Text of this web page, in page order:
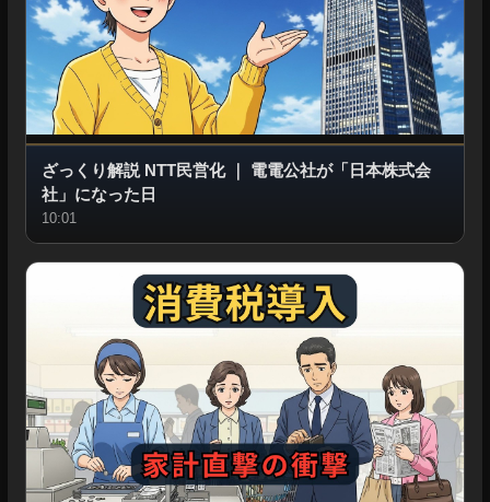
ざっくり解説 NTT民営化｜ 電電公社が「日本株式会
社」になった日
10:01